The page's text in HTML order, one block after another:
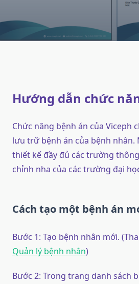
Hướng dẫn chức
Chức năng bệnh án của Viceph
lưu trữ bệnh án của bệnh nhân.
thiết kế đầy đủ các trường
chỉnh nha của các trường đại
Cách tạo một bệnh án
Bước 1: Tạo bệnh nhân mới.
Quản lý bệnh nhân)
Bước 2: Trong trang danh sách